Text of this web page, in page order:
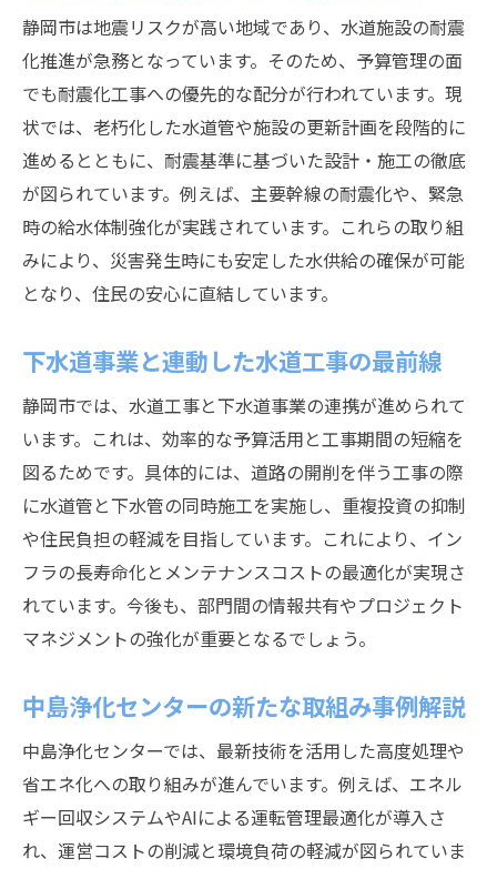
静岡市は地震リスクが高い地域であり、水道施設の耐震
化推進が急務となっています。そのため、予算管理の面
でも耐震化工事への優先的な配分が行われています。現
状では、老朽化した水道管や施設の更新計画を段階的に
進めるとともに、耐震基準に基づいた設計・施工の徹底
が図られています。例えば、主要幹線の耐震化や、緊急
時の給水体制強化が実践されています。これらの取り組
みにより、災害発生時にも安定した水供給の確保が可能
となり、住民の安心に直結しています。
下水道事業と連動した水道工事の最前線
静岡市では、水道工事と下水道事業の連携が進められて
います。これは、効率的な予算活用と工事期間の短縮を
図るためです。具体的には、道路の開削を伴う工事の際
に水道管と下水管の同時施工を実施し、重複投資の抑制
や住民負担の軽減を目指しています。これにより、イン
フラの長寿命化とメンテナンスコストの最適化が実現さ
れています。今後も、部門間の情報共有やプロジェクト
マネジメントの強化が重要となるでしょう。
中島浄化センターの新たな取組み事例解説
中島浄化センターでは、最新技術を活用した高度処理や
省エネ化への取り組みが進んでいます。例えば、エネル
ギー回収システムやAIによる運転管理最適化が導入さ
れ、運営コストの削減と環境負荷の軽減が図られていま